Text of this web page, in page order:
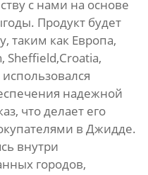
с нами на основе
Продукт будет
таким как Европа,
Sheffield,Croatia,
надежной
что делает его
в Джидде.
внутри
городов,